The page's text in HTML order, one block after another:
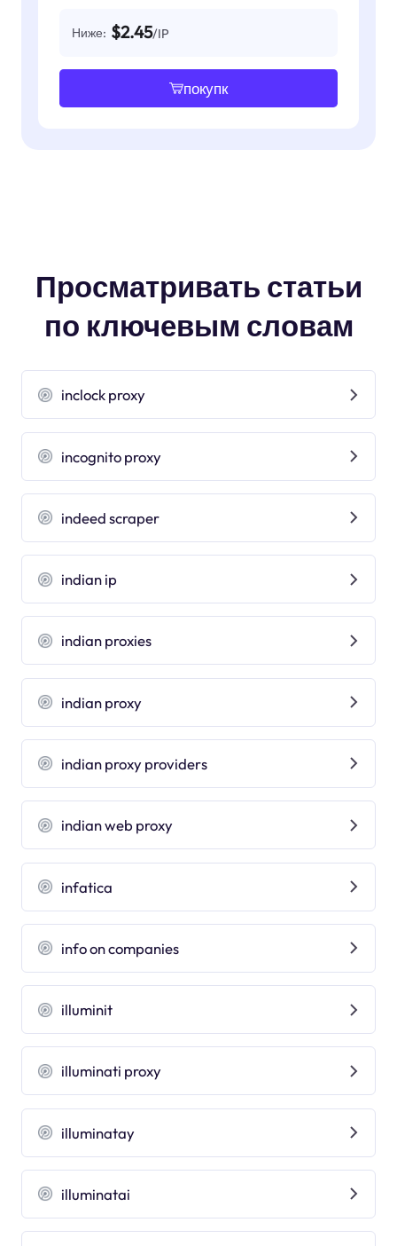
Ниже: $2.45/IP
покупк
Просматривать статьи
по ключевым словам
inclock proxy
incognito proxy
indeed scraper
indian ip
indian proxies
indian proxy
indian proxy providers
indian web proxy
infatica
info on companies
illuminit
illuminati proxy
illuminatay
illuminatai